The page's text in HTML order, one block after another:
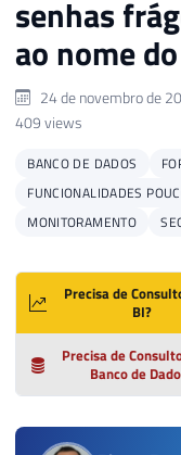
senhas
ao nome
24 de novembro de
409 views
BANCO DE DADOS
FUNCIONALIDADES
MONITORAMENTO
Precisa de
BI?
Precisa de
Banco de